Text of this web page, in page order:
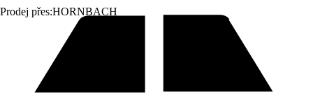
Prodej přes:HORNBACH